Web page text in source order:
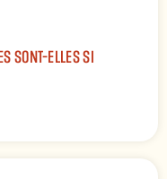
SONT-ELLES SI